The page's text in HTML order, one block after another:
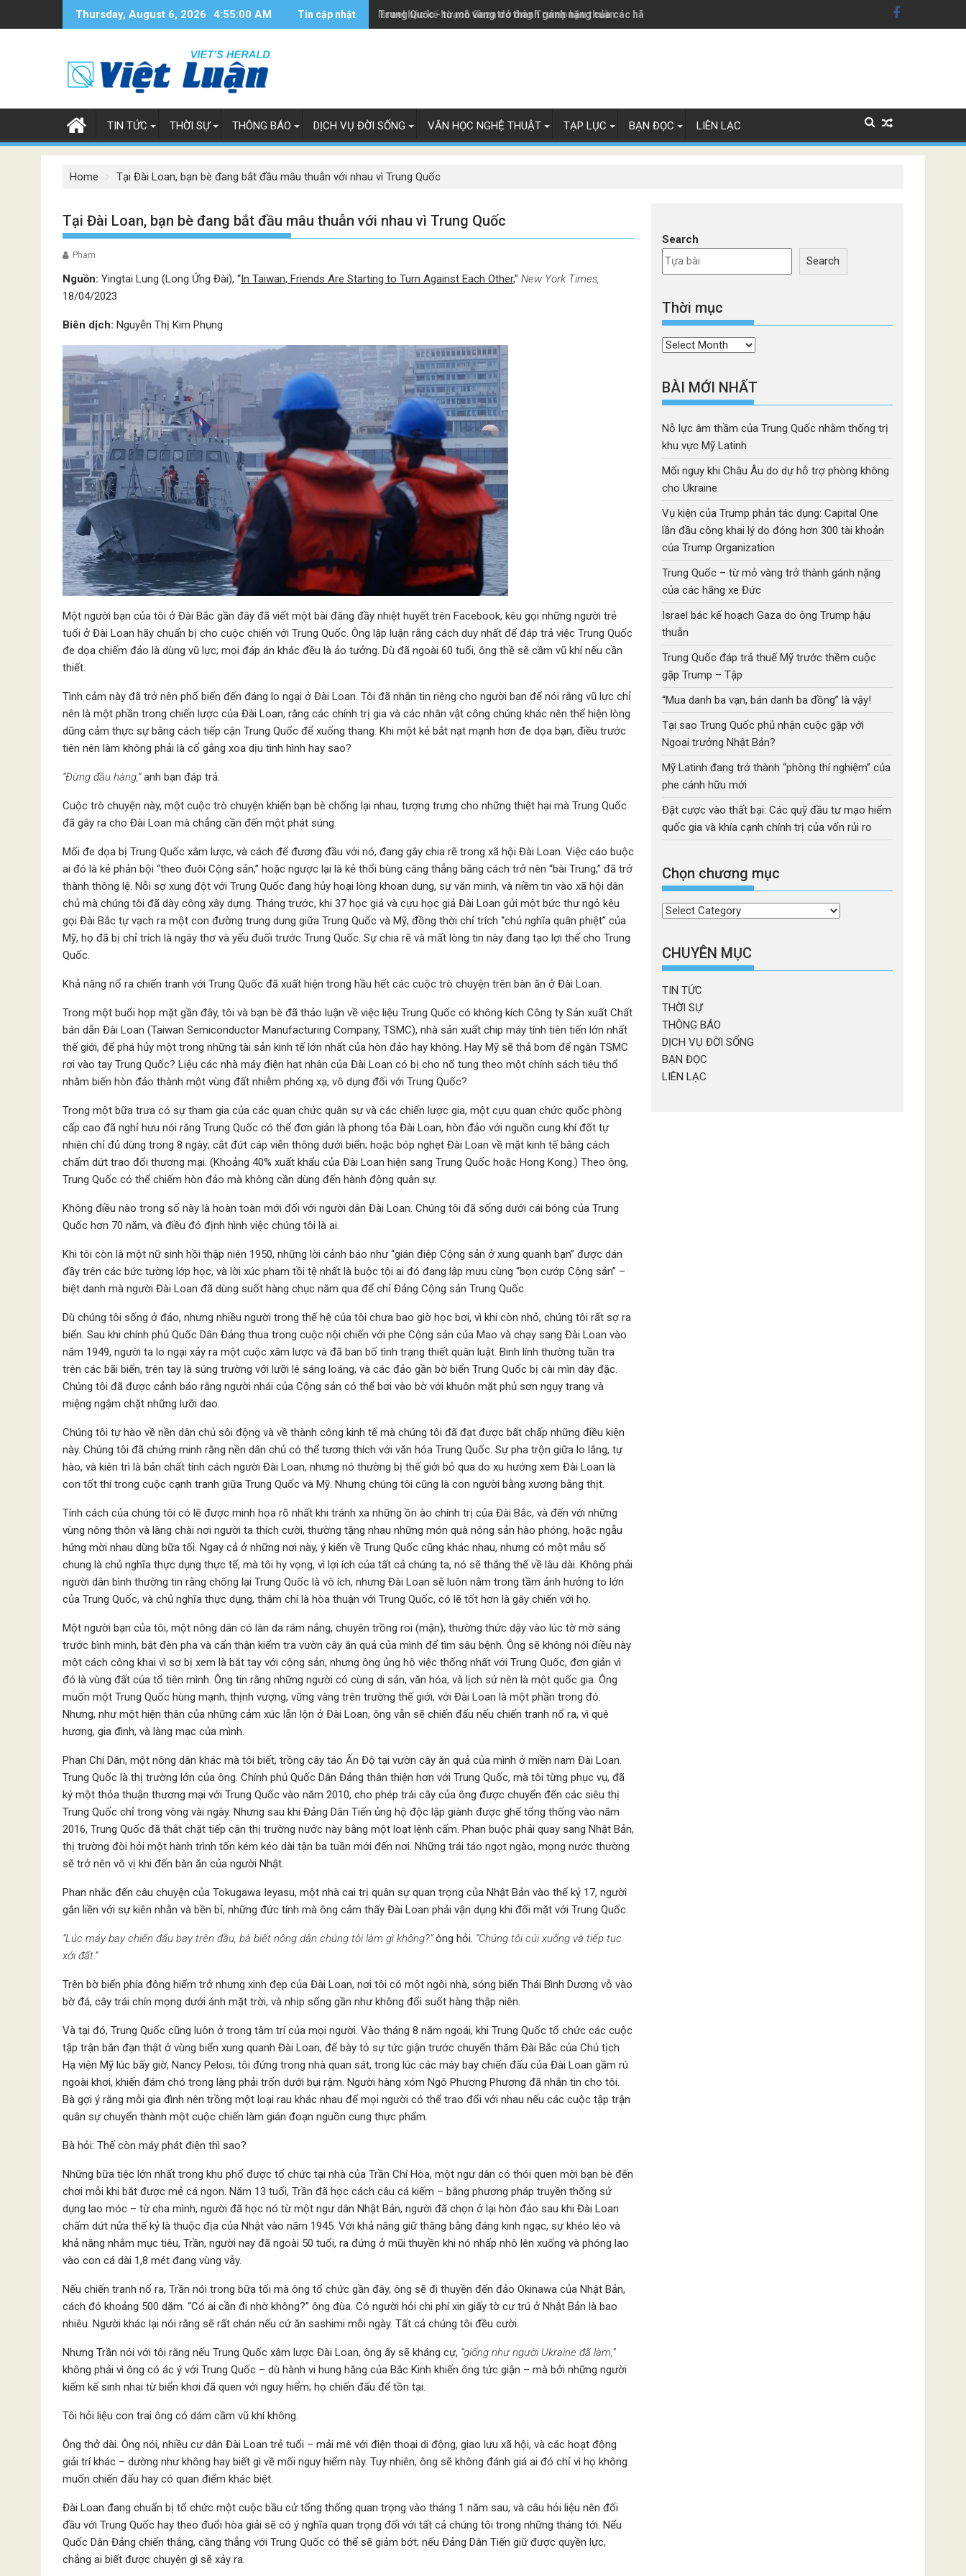
Thursday, August 6, 2026 4:55:01 AM Tin cập nhật Trung Quốc - từ mỏ vàng trở thành gánh nặng của các hãng xe Đức
Israel bác kế hoạch Gaza do ông Trump hậu thuẫn
TIN TỨC THỜI SỰ THÔNG BÁO DỊCH VỤ ĐỜI SỐNG VĂN HỌC NGHỆ THUẬT TẠP LỤC BẠN ĐỌC LIÊN LẠC
Home Tại Đài Loan, bạn bè đang bắt đầu mâu thuẫn với nhau vì Trung Quốc
Tại Đài Loan, bạn bè đang bắt đầu mâu thuẫn với nhau vì Trung Quốc
Pham
Nguồn: Yingtai Lung (Long Ứng Đài), “In Taiwan, Friends Are Starting to Turn Against Each Other,” New York Times,
18/04/2023
Biên dịch: Nguyễn Thị Kim Phụng
Một người bạn của tôi ở Đài Bắc gần đây đã viết một bài đăng đầy nhiệt huyết trên Facebook, kêu gọi những người trẻ
tuổi ở Đài Loan hãy chuẩn bị cho cuộc chiến với Trung Quốc. Ông lập luận rằng cách duy nhất để đáp trả việc Trung Quốc
đe dọa chiếm đảo là dùng vũ lực; mọi đáp án khác đều là ảo tưởng. Dù đã ngoài 60 tuổi, ông thề sẽ cầm vũ khí nếu cần
thiết.
Tình cảm này đã trở nên phổ biến đến đáng lo ngại ở Đài Loan. Tôi đã nhắn tin riêng cho người bạn để nói rằng vũ lực chỉ
nên là một phần trong chiến lược của Đài Loan, rằng các chính trị gia và các nhân vật công chúng khác nên thể hiện lòng
dũng cảm thực sự bằng cách tiếp cận Trung Quốc để xuống thang. Khi một kẻ bắt nạt mạnh hơn đe dọa bạn, điều trước
tiên nên làm không phải là cố gắng xoa dịu tình hình hay sao?
“Đừng đầu hàng,”anh bạn đáp trả.
Cuộc trò chuyện này, một cuộc trò chuyện khiến bạn bè chống lại nhau, tượng trưng cho những thiệt hại mà Trung Quốc
đã gây ra cho Đài Loan mà chẳng cần đến một phát súng.
Mối đe dọa bị Trung Quốc xâm lược, và cách để đương đầu với nó, đang gây chia rẽ trong xã hội Đài Loan. Việc cáo buộc
ai đó là kẻ phản bội “theo đuôi Cộng sản,” hoặc ngược lại là kẻ thổi bùng căng thẳng bằng cách trở nên “bài Trung,” đã trở
thành thông lệ. Nỗi sợ xung đột với Trung Quốc đang hủy hoại lòng khoan dung, sự văn minh, và niềm tin vào xã hội dân
chủ mà chúng tôi đã dày công xây dựng. Tháng trước, khi 37 học giả và cựu học giả Đài Loan gửi một bức thư ngỏ kêu
gọi Đài Bắc tự vạch ra một con đường trung dung giữa Trung Quốc và Mỹ, đồng thời chỉ trích “chủ nghĩa quân phiệt” của
Mỹ, họ đã bị chỉ trích là ngây thơ và yếu đuối trước Trung Quốc. Sự chia rẽ và mất lòng tin này đang tạo lợi thế cho Trung
Quốc.
Khả năng nổ ra chiến tranh với Trung Quốc đã xuất hiện trong hầu hết các cuộc trò chuyện trên bàn ăn ở Đài Loan.
Trong một buổi họp mặt gần đây, tôi và bạn bè đã thảo luận về việc liệu Trung Quốc có không kích Công ty Sản xuất Chất
bán dẫn Đài Loan (Taiwan Semiconductor Manufacturing Company, TSMC), nhà sản xuất chip máy tính tiên tiến lớn nhất
thế giới, để phá hủy một trong những tài sản kinh tế lớn nhất của hòn đảo hay không. Hay Mỹ sẽ thả bom để ngăn TSMC
rơi vào tay Trung Quốc? Liệu các nhà máy điện hạt nhân của Đài Loan có bị cho nổ tung theo một chính sách tiêu thổ
nhằm biến hòn đảo thành một vùng đất nhiễm phóng xạ, vô dụng đối với Trung Quốc?
Trong một bữa trưa có sự tham gia của các quan chức quân sự và các chiến lược gia, một cựu quan chức quốc phòng
cấp cao đã nghỉ hưu nói rằng Trung Quốc có thể đơn giản là phong tỏa Đài Loan, hòn đảo với nguồn cung khí đốt tự
nhiên chỉ đủ dùng trong 8 ngày; cắt đứt cáp viễn thông dưới biển; hoặc bóp nghẹt Đài Loan về mặt kinh tế bằng cách
chấm dứt trao đổi thương mại. (Khoảng 40% xuất khẩu của Đài Loan hiện sang Trung Quốc hoặc Hong Kong.) Theo ông,
Trung Quốc có thể chiếm hòn đảo mà không cần dùng đến hành động quân sự.
Không điều nào trong số này là hoàn toàn mới đối với người dân Đài Loan. Chúng tôi đã sống dưới cái bóng của Trung
Quốc hơn 70 năm, và điều đó định hình việc chúng tôi là ai.
Khi tôi còn là một nữ sinh hồi thập niên 1950, những lời cảnh báo như “gián điệp Cộng sản ở xung quanh bạn” được dán
đầy trên các bức tường lớp học, và lời xúc phạm tồi tệ nhất là buộc tội ai đó đang lập mưu cùng “bọn cướp Cộng sản” –
biệt danh mà người Đài Loan đã dùng suốt hàng chục năm qua để chỉ Đảng Cộng sản Trung Quốc.
Dù chúng tôi sống ở đảo, nhưng nhiều người trong thế hệ của tôi chưa bao giờ học bơi, vì khi còn nhỏ, chúng tôi rất sợ ra
biển. Sau khi chính phủ Quốc Dân Đảng thua trong cuộc nội chiến với phe Cộng sản của Mao và chạy sang Đài Loan vào
năm 1949, người ta lo ngại xảy ra một cuộc xâm lược và đã ban bố tình trạng thiết quân luật. Binh lính thường tuần tra
trên các bãi biển, trên tay là súng trường với lưỡi lê sáng loáng, và các đảo gần bờ biển Trung Quốc bị cài mìn dày đặc.
Chúng tôi đã được cảnh báo rằng người nhái của Cộng sản có thể bơi vào bờ với khuôn mặt phủ sơn ngụy trang và
miệng ngậm chặt những lưỡi dao.
Chúng tôi tự hào về nền dân chủ sôi động và về thành công kinh tế mà chúng tôi đã đạt được bất chấp những điều kiện
này. Chúng tôi đã chứng minh rằng nền dân chủ có thể tương thích với văn hóa Trung Quốc. Sự pha trộn giữa lo lắng, tự
hào, và kiên trì là bản chất tính cách người Đài Loan, nhưng nó thường bị thế giới bỏ qua do xu hướng xem Đài Loan là
con tốt thí trong cuộc cạnh tranh giữa Trung Quốc và Mỹ. Nhưng chúng tôi cũng là con người bằng xương bằng thịt.
Tính cách của chúng tôi có lẽ được minh họa rõ nhất khi tránh xa những ồn ào chính trị của Đài Bắc, và đến với những
vùng nông thôn và làng chài nơi người ta thích cười, thường tặng nhau những món quà nông sản hào phóng, hoặc ngẫu
hứng mời nhau dùng bữa tối. Ngay cả ở những nơi này, ý kiến về Trung Quốc cũng khác nhau, nhưng có một mẫu số
chung là chủ nghĩa thực dụng thực tế, mà tôi hy vọng, vì lợi ích của tất cả chúng ta, nó sẽ thắng thế về lâu dài. Không phải
người dân bình thường tin rằng chống lại Trung Quốc là vô ích, nhưng Đài Loan sẽ luôn nằm trong tầm ảnh hưởng to lớn
của Trung Quốc, và chủ nghĩa thực dụng, thậm chí là hòa thuận với Trung Quốc, có lẽ tốt hơn là gây chiến với họ.
Một người bạn của tôi, một nông dân có làn da rám nắng, chuyên trồng roi (mận), thường thức dậy vào lúc tờ mờ sáng
trước bình minh, bật đèn pha và cẩn thận kiểm tra vườn cây ăn quả của mình để tìm sâu bệnh. Ông sẽ không nói điều này
một cách công khai vì sợ bị xem là bắt tay với cộng sản, nhưng ông ủng hộ việc thống nhất với Trung Quốc, đơn giản vì
đó là vùng đất của tổ tiên mình. Ông tin rằng những người có cùng di sản, văn hóa, và lịch sử nên là một quốc gia. Ông
muốn một Trung Quốc hùng mạnh, thịnh vượng, vững vàng trên trường thế giới, với Đài Loan là một phần trong đó.
Nhưng, như một hiện thân của những cảm xúc lẫn lộn ở Đài Loan, ông vẫn sẽ chiến đấu nếu chiến tranh nổ ra, vì quê
hương, gia đình, và làng mạc của mình.
Phan Chí Dân, một nông dân khác mà tôi biết, trồng cây táo Ấn Độ tại vườn cây ăn quả của mình ở miền nam Đài Loan.
Trung Quốc là thị trường lớn của ông. Chính phủ Quốc Dân Đảng thân thiện hơn với Trung Quốc, mà tôi từng phục vụ, đã
ký một thỏa thuận thương mại với Trung Quốc vào năm 2010, cho phép trái cây của ông được chuyển đến các siêu thị
Trung Quốc chỉ trong vòng vài ngày. Nhưng sau khi Đảng Dân Tiến ủng hộ độc lập giành được ghế tổng thống vào năm
2016, Trung Quốc đã thắt chặt tiếp cận thị trường nước này bằng một loạt lệnh cấm. Phan buộc phải quay sang Nhật Bản,
thị trường đòi hỏi một hành trình tốn kém kéo dài tận ba tuần mới đến nơi. Những trái táo ngọt ngào, mọng nước thường
sẽ trở nên vô vị khi đến bàn ăn của người Nhật.
Phan nhắc đến câu chuyện của Tokugawa Ieyasu, một nhà cai trị quân sự quan trọng của Nhật Bản vào thế kỷ 17, người
gắn liền với sự kiên nhẫn và bền bỉ, những đức tính mà ông cảm thấy Đài Loan phải vận dụng khi đối mặt với Trung Quốc.
“Lúc máy bay chiến đấu bay trên đầu, bà biết nông dân chúng tôi làm gì không?”ông hỏi. “Chúng tôi cúi xuống và tiếp tục
xới đất.”
Trên bờ biển phía đông hiểm trở nhưng xinh đẹp của Đài Loan, nơi tôi có một ngôi nhà, sóng biển Thái Bình Dương vỗ vào
bờ đá, cây trái chín mọng dưới ánh mặt trời, và nhịp sống gần như không đổi suốt hàng thập niên.
Và tại đó, Trung Quốc cũng luôn ở trong tâm trí của mọi người. Vào tháng 8 năm ngoái, khi Trung Quốc tổ chức các cuộc
tập trận bắn đạn thật ở vùng biển xung quanh Đài Loan, để bày tỏ sự tức giận trước chuyến thăm Đài Bắc của Chủ tịch
Hạ viện Mỹ lúc bấy giờ, Nancy Pelosi, tôi đứng trong nhà quan sát, trong lúc các máy bay chiến đấu của Đài Loan gầm rú
ngoài khơi, khiến đám chó trong làng phải trốn dưới bụi rậm. Người hàng xóm Ngô Phương Phương đã nhắn tin cho tôi.
Bà gợi ý rằng mỗi gia đình nên trồng một loại rau khác nhau để mọi người có thể trao đổi với nhau nếu các cuộc tập trận
quân sự chuyển thành một cuộc chiến làm gián đoạn nguồn cung thực phẩm.
Bà hỏi: Thế còn máy phát điện thì sao?
Những bữa tiệc lớn nhất trong khu phố được tổ chức tại nhà của Trần Chí Hòa, một ngư dân có thói quen mời bạn bè đến
chơi mỗi khi bắt được mẻ cá ngon. Năm 13 tuổi, Trần đã học cách câu cá kiếm – bằng phương pháp truyền thống sử
dụng lao móc – từ cha mình, người đã học nó từ một ngư dân Nhật Bản, người đã chọn ở lại hòn đảo sau khi Đài Loan
chấm dứt nửa thế kỷ là thuộc địa của Nhật vào năm 1945. Với khả năng giữ thăng bằng đáng kinh ngạc, sự khéo léo và
khả năng nhắm mục tiêu, Trần, người nay đã ngoài 50 tuổi, ra đứng ở mũi thuyền khi nó nhấp nhô lên xuống và phóng lao
vào con cá dài 1,8 mét đang vùng vẫy.
Nếu chiến tranh nổ ra, Trần nói trong bữa tối mà ông tổ chức gần đây, ông sẽ đi thuyền đến đảo Okinawa của Nhật Bản,
cách đó khoảng 500 dặm. “Có ai cần đi nhờ không?” ông đùa. Có người hỏi chi phí xin giấy tờ cư trú ở Nhật Bản là bao
nhiêu. Người khác lại nói rằng sẽ rất chán nếu cứ ăn sashimi mỗi ngày. Tất cả chúng tôi đều cười.
Nhưng Trần nói với tôi rằng nếu Trung Quốc xâm lược Đài Loan, ông ấy sẽ kháng cự, “giống như người Ukraine đã làm,”
không phải vì ông có ác ý với Trung Quốc – dù hành vi hung hăng của Bắc Kinh khiến ông tức giận – mà bởi những người
kiếm kế sinh nhai từ biển khơi đã quen với nguy hiểm; họ chiến đấu để tồn tại.
Tôi hỏi liệu con trai ông có dám cầm vũ khí không.
Ông thở dài. Ông nói, nhiều cư dân Đài Loan trẻ tuổi – mải mê với điện thoại di động, giao lưu xã hội, và các hoạt động
giải trí khác – dường như không hay biết gì về mối nguy hiểm này. Tuy nhiên, ông sẽ không đánh giá ai đó chỉ vì họ không
muốn chiến đấu hay có quan điểm khác biệt.
Đài Loan đang chuẩn bị tổ chức một cuộc bầu cử tổng thống quan trọng vào tháng 1 năm sau, và câu hỏi liệu nên đối
đầu với Trung Quốc hay theo đuổi hòa giải sẽ có ý nghĩa quan trọng đối với tất cả chúng tôi trong những tháng tới. Nếu
Quốc Dân Đảng chiến thắng, căng thẳng với Trung Quốc có thể sẽ giảm bớt; nếu Đảng Dân Tiến giữ được quyền lực,
chẳng ai biết được chuyện gì sẽ xảy ra.
Search
Search
Thời mục
Thời
BÀI MỚI NHẤT
Nỗ lực âm thầm của Trung Quốc nhằm thống trị
khu vực Mỹ Latinh
Mối nguy khi Châu Âu do dự hỗ trợ phòng không
cho Ukraine
Vụ kiện của Trump phản tác dụng: Capital One
lần đầu công khai lý do đóng hơn 300 tài khoản
của Trump Organization
Trung Quốc – từ mỏ vàng trở thành gánh nặng
của các hãng xe Đức
Israel bác kế hoạch Gaza do ông Trump hậu
thuẫn
Trung Quốc đáp trả thuế Mỹ trước thềm cuộc
gặp Trump – Tập
“Mua danh ba vạn, bán danh ba đồng” là vậy!
Tại sao Trung Quốc phủ nhận cuộc gặp với
Ngoại trưởng Nhật Bản?
Mỹ Latinh đang trở thành “phòng thí nghiệm” của
phe cánh hữu mới
Đặt cược vào thất bại: Các quỹ đầu tư mạo hiểm
quốc gia và khía cạnh chính trị của vốn rủi ro
Chọn chương mục
Chọn
mục
CHUYÊN MỤC
TIN TỨC
THỜI SỰ
THÔNG BÁO
DỊCH VỤ ĐỜI SỐNG
BẠN ĐỌC
LIÊN LẠC